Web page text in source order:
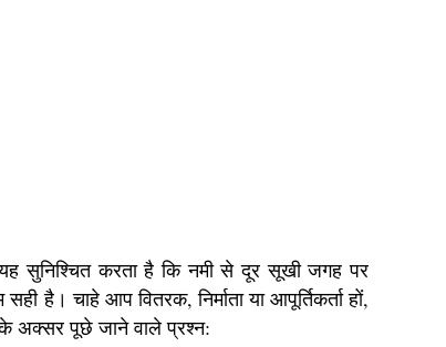
सुनिश्चित करता है कि नमी से दूर सूखी जगह पर
है। चाहे आप वितरक, निर्माता या आपूर्तिकर्ता हों,
के अक्सर पूछे जाने वाले प्रश्न: